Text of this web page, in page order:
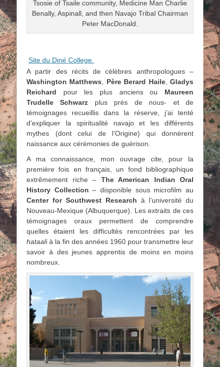
Tsosie of Tsaile community, Medicine Man Charlie
Benally, Aspinall, and then Navajo Tribal Chairman
Peter MacDonald.
Site du Diné College.
A partir des récits de célèbres anthropologues –
Washington Matthews
Père Berard Haile,Gladys
Reichard pour les plus anciens ou Maureen
Trudelle Schwarz plus près de nous- et de
témoignages recueillis dans la réserve, j’ai tenté
d’expliquer la spiritualité navajo et les différents
mythes (dont celui de l’Origine) qui donnèrent
naissance aux cérémonies de guérison.
A ma connaissance, mon ouvrage cite, pour la
première fois en français, un fond bibliographique
extrêmement riche – The American Indian Oral
History Collection – disponible sous microfilm au
Center for Southwest Research à l’université du
Nouveau-Mexique (Albuquerque). Les extraits de ces
témoignages oraux permettent de comprendre
quelles étaient les difficultés rencontrées par les
hataalià la fin des années 1960 pour transmettre leur
savoir à des jeunes apprentis de moins en moins
nombreux.